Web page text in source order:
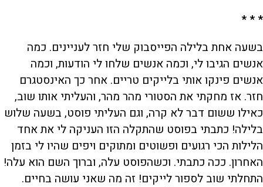
* * *
בשעה אחת בלילה הפייסבוק שלי חזר לעניינים. כמה
אנשים הגיבו לי, וכמה אנשים שלחו לי הודעות, וכמה
אנשים פינקו אותי בלייקים טריים. אחר כך האינסטגרם
חזר. אז מחקתי את הסטורי מהר מהר, והעליתי אותו שוב,
כאילו ששום דבר לא קרה, וגם העליתי פוסט, בשעה שלוש
בלילה! כתבתי בפוסט שהתקלה הזו העניקה לי את אחד
הלילות הכי רגועים ופשוטים ומתוקים ויפים שהיו לי בזמן
האחרון. ככה כתבתי. וכשהפוסט עלה, וברוך השם הוא עלה!
התחלתי שוב לספור לייקים! זה מה שאני עושה בחיים.